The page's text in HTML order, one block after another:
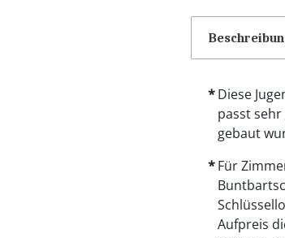
Diese
passt
gebaut
Für
Aufpreis